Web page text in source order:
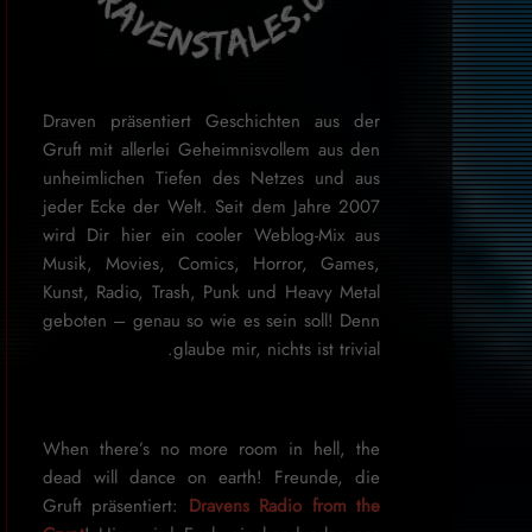
Draven präsentiert Geschichten aus der
Gruft mit allerlei Geheimnisvollem aus den
unheimlichen Tiefen des Netzes und aus
jeder Ecke der Welt. Seit dem Jahre 2007
wird Dir hier ein cooler Weblog-Mix aus
Musik, Movies, Comics, Horror, Games,
Kunst, Radio, Trash, Punk und Heavy Metal
geboten – genau so wie es sein soll! Denn
glaube mir, nichts ist trivial.
When there’s no more room in hell, the
dead will dance on earth! Freunde, die
Gruft präsentiert: Dravens Radio from the